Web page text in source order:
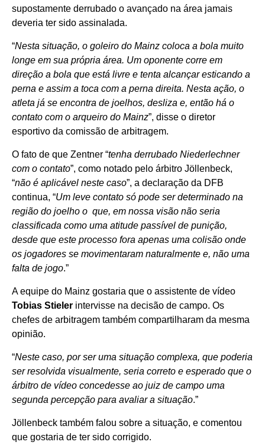
supostamente derrubado o avançado na área jamais
deveria ter sido assinalada.
“Nesta situação, o goleiro do Mainz coloca a bola muito
longe em sua própria área. Um oponente corre em
direção a bola que está livre e tenta alcançar esticando a
perna e assim a toca com a perna direita. Nesta ação, o
atleta já se encontra de joelhos, desliza e, então há o
contato com o arqueiro do Mainz”, disse o diretor
esportivo da comissão de arbitragem.
O fato de que Zentner “tenha derrubado Niederlechner
com o contato”, como notado pelo árbitro Jöllenbeck,
“não é aplicável neste caso”, a declaração da DFB
continua, “Um leve contato só pode ser determinado na
região do joelho o que, em nossa visão não seria
classificada como uma atitude passível de punição,
desde que este processo fora apenas uma colisão onde
os jogadores se movimentaram naturalmente e, não uma
falta de jogo.”
A equipe do Mainz gostaria que o assistente de vídeo
Tobias Stieler intervisse na decisão de campo. Os
chefes de arbitragem também compartilharam da mesma
opinião.
“Neste caso, por ser uma situação complexa, que poderia
ser resolvida visualmente, seria correto e esperado que o
árbitro de vídeo concedesse ao juiz de campo uma
segunda percepção para avaliar a situação.”
Jöllenbeck também falou sobre a situação, e comentou
que gostaria de ter sido corrigido.